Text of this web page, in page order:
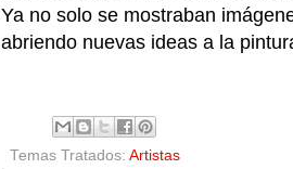
Ya no solo se mostraban
abriendo nuevas ideas a la
Temas Tratados: Artistas